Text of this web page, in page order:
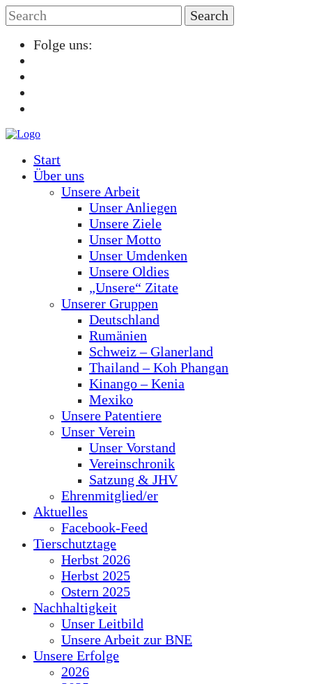
Folge uns:
Start
Über uns
Unsere Arbeit
Unser Anliegen
Unsere Ziele
Unser Motto
Unser Umdenken
Unsere Oldies
„Unsere“ Zitate
Unserer Gruppen
Deutschland
Rumänien
Schweiz – Glanerland
Thailand – Koh Phangan
Kinango – Kenia
Mexiko
Unsere Patentiere
Unser Verein
Unser Vorstand
Vereinschronik
Satzung & JHV
Ehrenmitglied/er
Aktuelles
Facebook-Feed
Tierschutztage
Herbst 2026
Herbst 2025
Ostern 2025
Nachhaltigkeit
Unser Leitbild
Unsere Arbeit zur BNE
Unsere Erfolge
2026